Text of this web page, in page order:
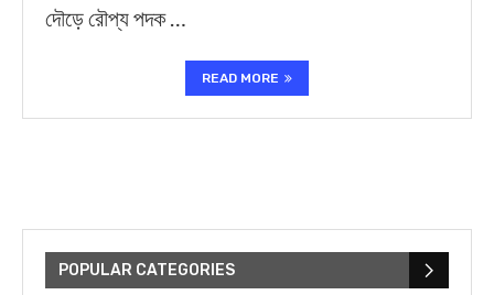
দৌড়ে রৌপ্য পদক …
READ MORE
POPULAR CATEGORIES